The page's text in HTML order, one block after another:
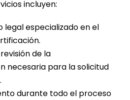
incluyen:
legal especializado en el
de la
necesaria para la solicitud
durante todo el proceso